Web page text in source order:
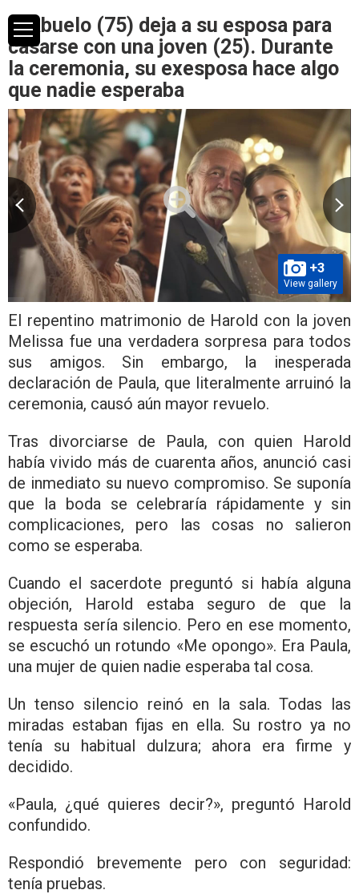
El abuelo (75) deja a su esposa para
casarse con una joven (25). Durante
la ceremonia, su exesposa hace algo
que nadie esperaba
+3
View gallery
El repentino matrimonio de Harold con la joven
Melissa fue una verdadera sorpresa para todos
sus amigos. Sin embargo, la inesperada
declaración de Paula, que literalmente arruinó la
ceremonia, causó aún mayor revuelo.
Tras divorciarse de Paula, con quien Harold
había vivido más de cuarenta años, anunció casi
de inmediato su nuevo compromiso. Se suponía
que la boda se celebraría rápidamente y sin
complicaciones, pero las cosas no salieron
como se esperaba.
Cuando el sacerdote preguntó si había alguna
objeción, Harold estaba seguro de que la
respuesta sería silencio. Pero en ese momento,
se escuchó un rotundo «Me opongo». Era Paula,
una mujer de quien nadie esperaba tal cosa.
Un tenso silencio reinó en la sala. Todas las
miradas estaban fijas en ella. Su rostro ya no
tenía su habitual dulzura; ahora era firme y
decidido.
«Paula, ¿qué quieres decir?», preguntó Harold
confundido.
Respondió brevemente pero con seguridad:
tenía pruebas.